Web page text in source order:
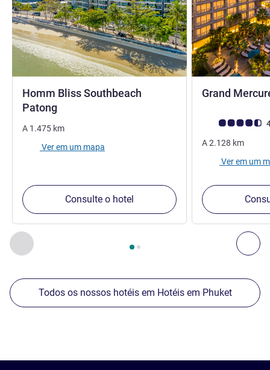
Anterior - Nossos outros estabelecimentos nas
Página , Nossos outros estabelecimentos nas
Homm Bliss Southbeach
Patong
A 1.475 km
Ver em um mapa
Consulte o hotel
Grand
Classificação
A2.128 km
Ver em um
Todos os nossos hotéis em Hotéis em Phuket